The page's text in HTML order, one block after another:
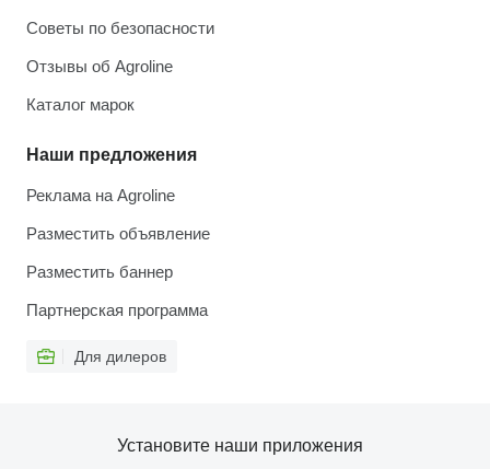
Советы по безопасности
Отзывы об Agroline
Каталог марок
Наши предложения
Реклама на Agroline
Разместить объявление
Разместить баннер
Партнерская программа
Для дилеров
Установите наши приложения